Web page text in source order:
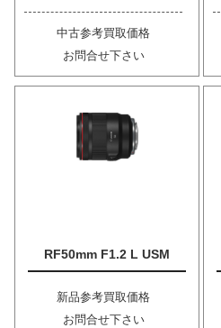
中古参考買取価格
お問合せ下さい
RF50mm F1.2 L USM
新品参考買取価格
お問合せ下さい